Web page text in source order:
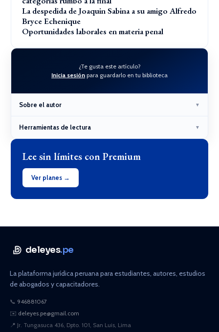
La despedida de Joaquin Sabina a su amigo Alfredo
Bryce Echenique
Oportunidades laborales en materia penal
¿Te gusta este artículo?
Inicia sesión para guardarlo en tu biblioteca
Sobre el autor ▼
Herramientas de lectura ▼
Lee sin límites con Premium
Ver planes →
deleyes.pe
La plataforma jurídica peruana para estudiantes, autores, estudios
de abogados y capacitadores.
📞 946881067
✉️ deleyes.pe@gmail.com
📍 Jr. Tungasuca 436, Dpto. 101, San Luis, Lima